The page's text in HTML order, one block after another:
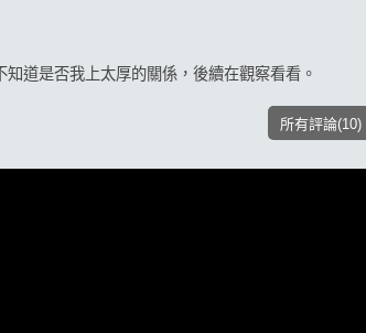
道是否我上太厚的關係，後續在觀察看看。
所有評論(10)